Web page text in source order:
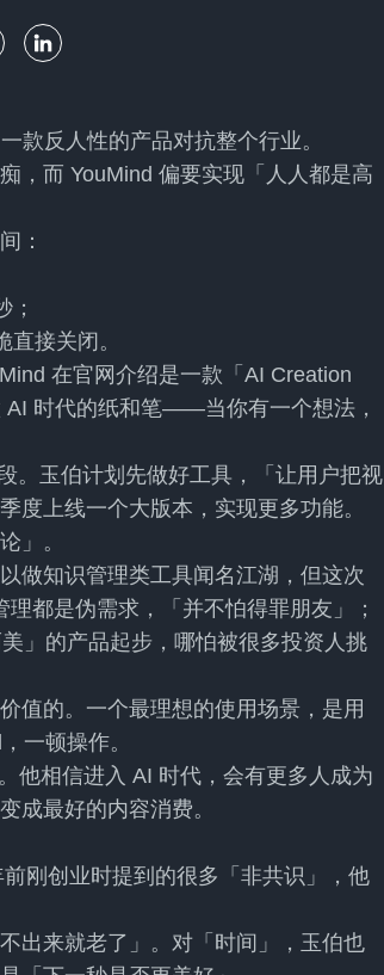
款反人性的产品对抗整个行业。
，而 YouMind 偏要实现「人人都是高
：
；
接关闭。
在官网介绍是一款「AI Creation
AI 时代的纸和笔——当你有一个想法，
。玉伯计划先做好工具，「让用户把视
度上线一个大版本，实现更多功能。
」。
做知识管理类工具闻名江湖，但这次
都是伪需求，「并不怕得罪朋友」；
」的产品起步，哪怕被很多投资人挑
值的。一个最理想的使用场景，是用
一顿操作。
他相信进入 AI 时代，会有更多人成为
成最好的内容消费。
刚创业时提到的很多「非共识」，他
出来就老了」。对「时间」，玉伯也